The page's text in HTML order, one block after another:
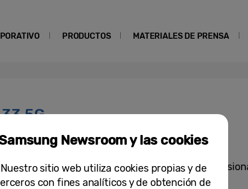
PRODUCTOS MATERIALES DE PRENSA
5G
Notas de Prensa
Descubre 4 de las características
5G en su llegada a España
Newsroom y las cookies
Nuestro sitio web utiliza cookies propias y de
con fines analíticos y de obtención de